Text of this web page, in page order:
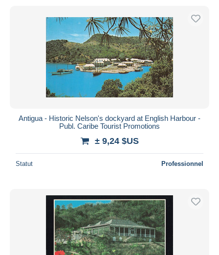
Antigua - Historic Nelson's dockyard at English Harbour -
Publ. Caribe Tourist Promotions
± 9,24 $US
Statut Professionnel